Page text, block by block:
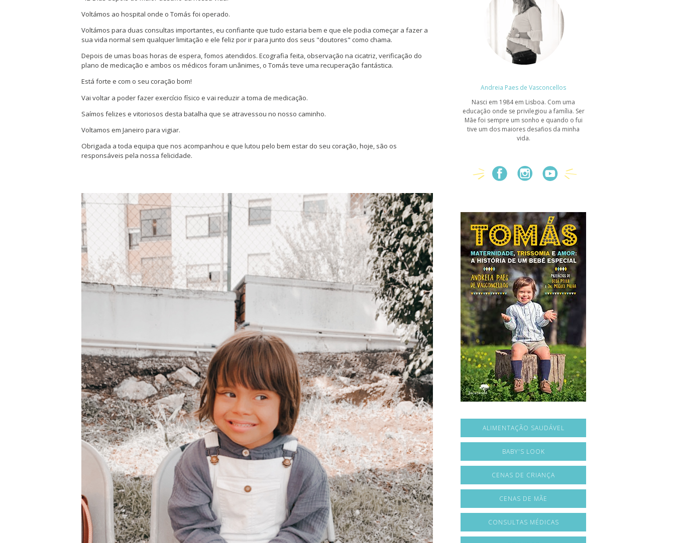
Voltámos ao hospital onde o Tomás foi operado.
Voltámos para duas consultas importantes, eu confiante que tudo estaria bem e que ele podia começar a fazer a
sua vida normal sem qualquer limitação e ele feliz por ir para junto dos seus "doutores" como chama.
Depois de umas boas horas de espera, fomos atendidos. Ecografia feita, observação na cicatriz, verificação do
plano de medicação e ambos os médicos foram unânimes, o Tomás teve uma recuperação fantástica.
Está forte e com o seu coração bom!
Vai voltar a poder fazer exercício físico e vai reduzir a toma de medicação.
Saímos felizes e vitoriosos desta batalha que se atravessou no nosso caminho.
Voltamos em Janeiro para vigiar.
Obrigada a toda equipa que nos acompanhou e que lutou pelo bem estar do seu coração, hoje, são os
responsáveis pela nossa felicidade.
Andreia Paes de Vasconcellos
Nasci em 1984 em Lisboa. Com uma
educação onde se privilegiou a família. Ser
Mãe foi sempre um sonho e quando o fui
tive um dos maiores desafios da minha
vida.
ALIMENTAÇÃO SAUDÁVEL
BABY'S LOOK
CENAS DE CRIANÇA
CENAS DE MÃE
CONSULTAS MÉDICAS